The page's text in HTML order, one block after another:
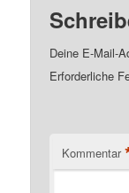
Deine E-Mail-
Erforderliche
Kommentar